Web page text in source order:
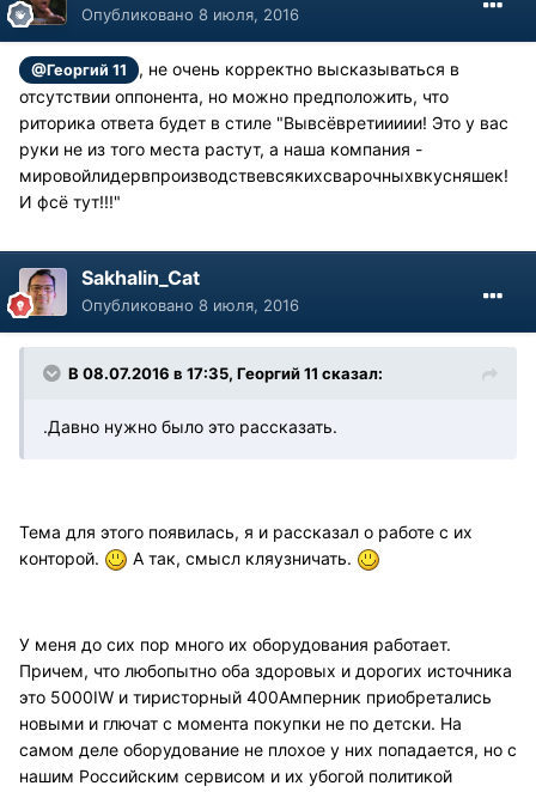
Опубликовано 8 июля, 2016
@Георгий 11
, не очень корректно высказываться в
отсутствии оппонента, но можно предположить, что
риторика ответа будет в стиле "Вывсёвретиииии! Это у вас
руки не из того места растут, а наша компания -
мировойлидервпроизводствевсякихсварочныхвкусняшек!
И фсё тут!!!"
Sakhalin_Cat
Опубликовано 8 июля, 2016
В 08.07.2016 в 17:35, Георгий 11 сказал:
.Давно нужно было это рассказать.
Тема для этого появилась, я и рассказал о работе с их
конторой.
А так, смысл кляузничать.
У меня до сих пор много их оборудования работает.
Причем, что любопытно оба здоровых и дорогих источника
это 5000IW и тиристорный 400Амперник приобретались
новыми и глючат с момента покупки не по детски. На
самом деле оборудование не плохое у них попадается, но с
нашим Российским сервисом и их убогой политикой